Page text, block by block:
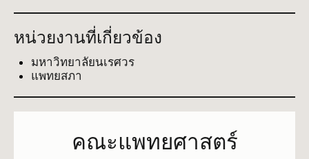
หน่วยงานที่เกี่ยวข้อง
มหาวิทยาลัยนเรศวร
แพทยสภา
คณะแพทยศาสตร์